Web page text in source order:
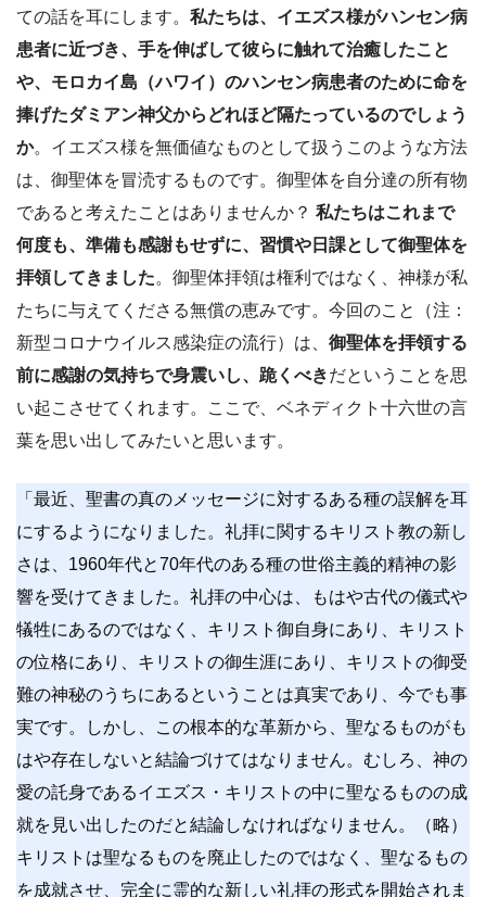
ての話を耳にします。 私たちは、イエズス様がハンセン病
患者に近づき、手を伸ばして彼らに触れて治癒したこと
や、モロカイ島（ハワイ）のハンセン病患者のために命を
捧げたダミアン神父からどれほど隔たっているのでしょう
か。イエズス様を無価値なものとして扱うこのような方法
は、御聖体を冒涜するものです。御聖体を自分達の所有物
であると考えたことはありませんか？ 私たちはこれまで
何度も、準備も感謝もせずに、習慣や日課として御聖体を
拝領してきました。御聖体拝領は権利ではなく、神様が私
たちに与えてくださる無償の恵みです。今回のこと（注：
新型コロナウイルス感染症の流行）は、 御聖体を拝領する
前に感謝の気持ちで身震いし、跪くべきだということを思
い起こさせてくれます。ここで、ベネディクト十六世の言
葉を思い出してみたいと思います。
「最近、聖書の真のメッセージに対するある種の誤解を耳
にするようになりました。礼拝に関するキリスト教の新し
さは、1960年代と70年代のある種の世俗主義的精神の影
響を受けてきました。礼拝の中心は、もはや古代の儀式や
犠牲にあるのではなく、キリスト御自身にあり、キリスト
の位格にあり、キリストの御生涯にあり、キリストの御受
難の神秘のうちにあるということは真実であり、今でも事
実です。しかし、この根本的な革新から、聖なるものがも
はや存在しないと結論づけてはなりません。むしろ、神の
愛の託身であるイエズス・キリストの中に聖なるものの成
就を見い出したのだと結論しなければなりません。（略）
キリストは聖なるものを廃止したのではなく、聖なるもの
を成就させ、完全に霊的な新しい礼拝の形式を開始されま